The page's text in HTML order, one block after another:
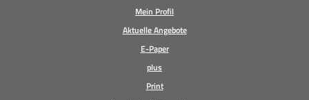
Mein Profil
Aktuelle Angebote
E-Paper
plus
Print